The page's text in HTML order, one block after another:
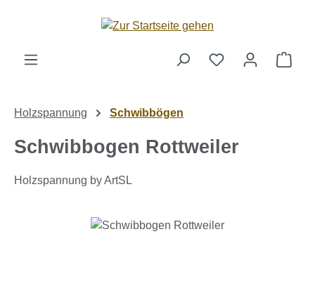
Zum Hauptinhalt springen
Holzspannung Schwibbögen
Schwibbogen Rottweiler
Holzspannung by ArtSL
Bildergalerie überspringen